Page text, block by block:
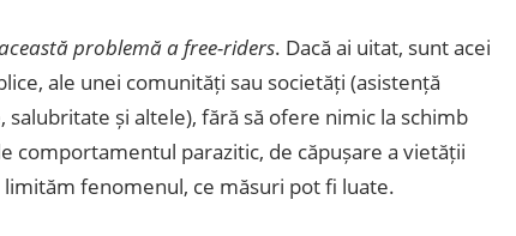
problemă a free-riders. Dacă ai uitat, sunt acei
ale unei comunități sau societăți (asistență
salubritate și altele), fără să ofere nimic la schimb
comportamentul parazitic, de căpușare a vietății
fenomenul, ce măsuri pot fi luate.